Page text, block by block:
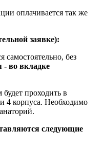
оплачивается так же
заявке):
самостоятельно, без
во вкладке
проходить в
корпуса. Необходимо
следующие